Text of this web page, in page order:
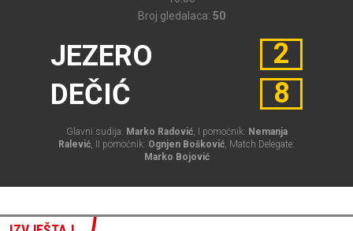
Broj gledalaca: 50
JEZERO
DEČIĆ
2
8
Glavni sudija: Marko Radović, I pomoćnik: Nemanja
Ralević, II pomoćnik: Ognjen Bošković, Match Delegate:
Marko Bojović